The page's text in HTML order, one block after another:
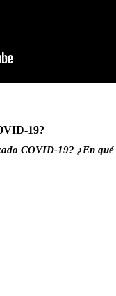
19?
COVID-19? ¿En